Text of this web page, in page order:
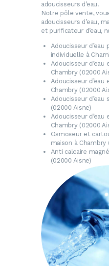
adoucisseurs d’eau.
Notre pôle vente,
adoucisseurs d’eau,
et purificateur d’eau,
Adoucisseur d’eau
individuelle à
Adoucisseur d’eau
Chambry (02000
Adoucisseur d’eau
Chambry (02000
Adoucisseur d’eau
(02000 Aisne)
Adoucisseur d’eau
Chambry (02000
Osmoseuret
maison à Chambry
Anti calcaire
(02000 Aisne)